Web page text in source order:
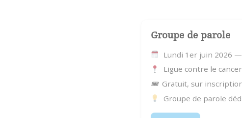
Groupe de parole
Lundi 1er juin 2026
Ligue contre le
🎟 Gratuit, sur
Groupe de parole